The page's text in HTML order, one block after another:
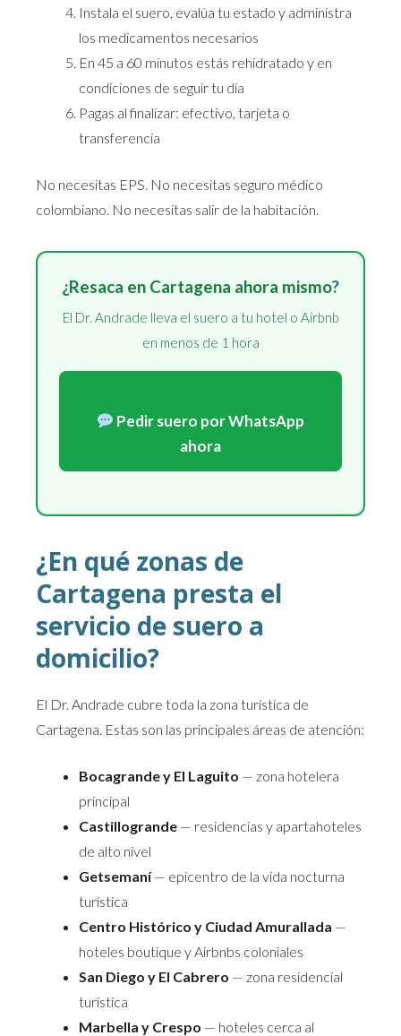
Instala el suero, evalúa tu estado y administra
los medicamentos necesarios
En 45 a 60 minutos estás rehidratado y en
condiciones de seguir tu día
Pagas al finalizar: efectivo, tarjeta o
transferencia
No necesitas EPS. No necesitas seguro médico
colombiano. No necesitas salir de la habitación.
¿Resaca en Cartagena ahora mismo?
El Dr. Andrade lleva el suero a tu hotel o Airbnb
en menos de 1 hora
Pedir suero por WhatsApp
ahora
¿En qué zonas de
Cartagena presta el
servicio de suero a
domicilio?
El Dr. Andrade cubre toda la zona turística de
Cartagena. Estas son las principales áreas de atención:
Bocagrande y El Laguito — zona hotelera
principal
Castillogrande — residencias y apartahoteles
de alto nivel
Getsemaní— epicentro de la vida nocturna
turística
Centro Histórico y Ciudad Amurallada —
hoteles boutique y Airbnbs coloniales
San Diego y El Cabrero — zona residencial
turística
Marbella y Crespo — hoteles cerca al